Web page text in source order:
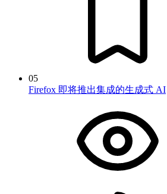
05
Firefox 即将推出集成的生成式 AI